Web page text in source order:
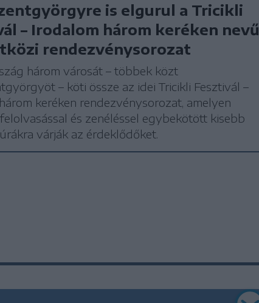
is elgurul a Tricikli
– Irodalom három keréken nevű
rendezvénysorozat
három városát – többek közt
– köti össze az idei Tricikli Fesztivál –
keréken rendezvénysorozat, amelyen
és zenéléssel egybekötött kisebb
várják az érdeklődőket.